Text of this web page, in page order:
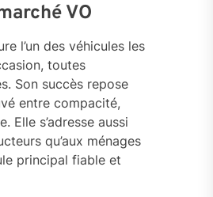
VO
l’un des véhicules les
toutes
Son succès repose
entre compacité,
Elle s’adresse aussi
qu’aux ménages
principal fiable et